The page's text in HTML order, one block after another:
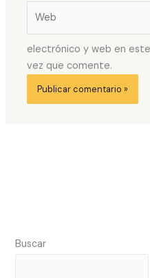
electrónico y web en
vez que comente.
Buscar